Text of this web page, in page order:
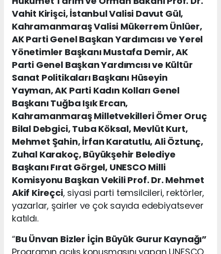
Vahit Kirişci, İstanbul Valisi Davut Gül,
Kahramanmaraş Valisi Mükerrem Ünlüer,
AK Parti Genel Başkan Yardımcısı ve Yerel
Yönetimler Başkanı Mustafa Demir, AK
Parti Genel Başkan Yardımcısı ve Kültür
Sanat Politikaları Başkanı Hüseyin
Yayman, AK Parti Kadın Kolları Genel
Başkanı Tuğba Işık Ercan,
Kahramanmaraş Milletvekilleri Ömer Oruç
Bilal Debgici, Tuba Köksal, Mevlüt Kurt,
Mehmet Şahin, İrfan Karatutlu, Ali Öztunç,
Zuhal Karakoç, Büyükşehir Belediye
Başkanı Fırat Görgel, UNESCO Milli
Komisyonu Başkan Vekili Prof. Dr. Mehmet
Akif Kireçci, siyasi parti temsilcileri, rektörler,
yazarlar, şairler ve çok sayıda edebiyatsever
katıldı.
“Bu Ünvan Bizler İçin Büyük Gurur Kaynağı”